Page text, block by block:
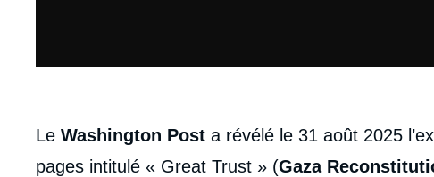
body
Le Washington Post a révélé le 31 août 2025
pages intitulé « Great Trust » (Gaza